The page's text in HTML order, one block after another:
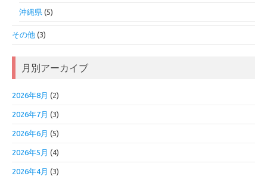
沖縄県 (5)
その他 (3)
月別アーカイブ
2026年8月 (2)
2026年7月 (3)
2026年6月 (5)
2026年5月 (4)
2026年4月 (3)